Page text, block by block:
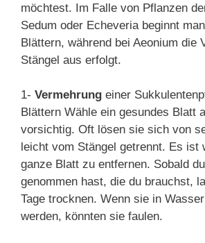
möchtest. Im Falle von Pflanzen
Sedum oder Echeveria beginnt
Blättern, während bei Aeonium die
Stängel aus erfolgt.
1- Vermehrung einer
Blättern Wähle ein gesundes Blatt
vorsichtig. Oft lösen sie sich von
leicht vom Stängel getrennt. Es ist
ganze Blatt zu entfernen. Sobald
genommen hast, die du brauchst,
Tage trocknen. Wenn sie in
werden, könnten sie faulen.